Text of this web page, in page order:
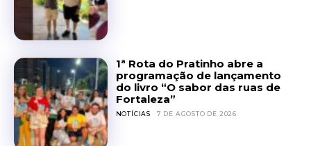
1ª Rota do Pratinho abre a
programação de lançamento
do livro “O sabor das ruas de
Fortaleza”
NOTÍCIAS 7 DE AGOSTO DE 2026